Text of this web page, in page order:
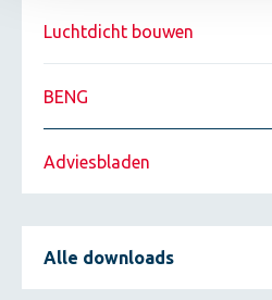
Luchtdicht bouwen
BENG
Adviesbladen
Alle downloads